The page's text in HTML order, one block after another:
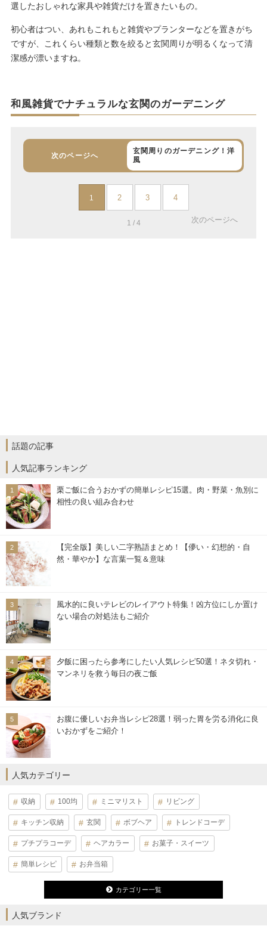
選したおしゃれな家具や雑貨だけを置きたいもの。
初心者はつい、あれもこれもと雑貨やプランターなどを置きがち
ですが、これくらい種類と数を絞ると玄関周りが明るくなって清
潔感が漂いますね。
和風雑貨でナチュラルな玄関のガーデニング
次のページへ
玄関周りのガーデニング！洋
風
1 2 3 4
1 / 4 次のページへ
話題の記事
人気記事ランキング
栗ご飯に合うおかずの簡単レシピ15選。肉・野菜・魚別に
相性の良い組み合わせ
【完全版】美しい二字熟語まとめ！【儚い・幻想的・自
然・華やか】な言葉一覧＆意味
風水的に良いテレビのレイアウト特集！凶方位にしか置け
ない場合の対処法もご紹介
夕飯に困ったら参考にしたい人気レシピ50選！ネタ切れ・
マンネリを救う毎日の夜ご飯
お腹に優しいお弁当レシピ28選！弱った胃を労る消化に良
いおかずをご紹介！
人気カテゴリー
収納 100均 ミニマリスト リビング
キッチン収納 玄関 ボブヘア トレンドコーデ
プチプラコーデ ヘアカラー お菓子・スイーツ
簡単レシピ お弁当箱
カテゴリー一覧
人気ブランド